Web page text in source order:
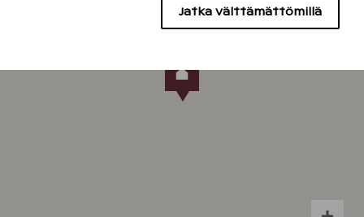
Jatka välttämättömillä